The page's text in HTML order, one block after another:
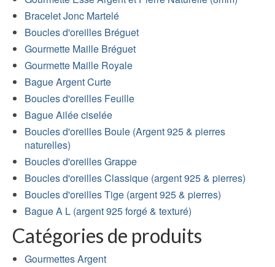
Bracelet Jonc Martelé
Boucles d'oreilles Bréguet
Gourmette Maille Bréguet
Gourmette Maille Royale
Bague Argent Curte
Boucles d'oreilles Feuille
Bague Ailée ciselée
Boucles d'oreilles Boule (Argent 925 & pierres
naturelles)
Boucles d'oreilles Grappe
Boucles d'oreilles Classique (argent 925 & pierres)
Boucles d'oreilles Tige (argent 925 & pierres)
Bague A L (argent 925 forgé & texturé)
Catégories de produits
Gourmettes Argent